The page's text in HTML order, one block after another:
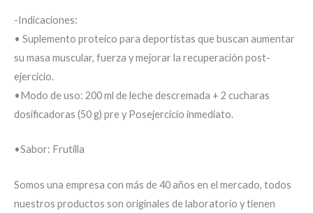
-Indicaciones:
• Suplemento proteíco para deportistas que buscan aumentar
su masa muscular, fuerza y mejorar la recuperación post-
ejercicio.
•Modo de uso: 200 ml de leche descremada + 2 cucharas
dosificadoras (50 g) pre y Posejercicio inmediato.
•Sabor: Frutilla
Somos una empresa con más de 40 años en el mercado, todos
nuestros productos son originales de laboratorio y tienen